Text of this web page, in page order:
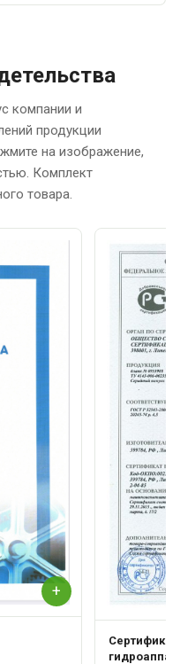
компании и
продукции
на изображение,
Комплект
товара.
+
Сертификат